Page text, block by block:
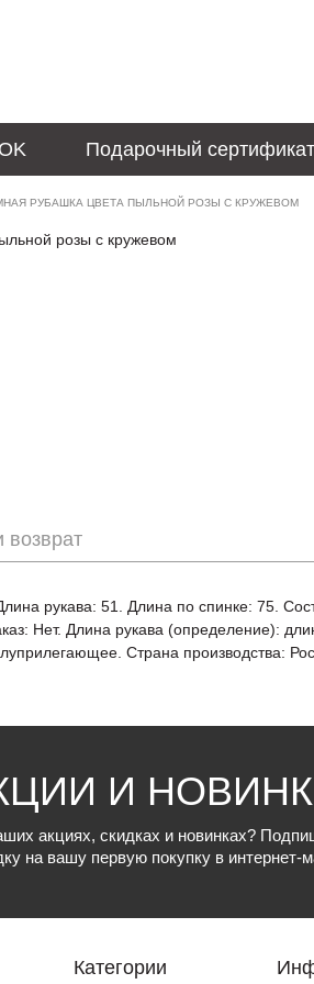
Подарочный сертификат
РУБАШКА ЦВЕТА ПЫЛЬНОЙ РОЗЫ С КРУЖЕВОМ
возврат
рукава: 51. Длина по спинке: 75.
Нет. Длина рукава (определение):
Страна производства:
И
акциях, скидках и новинках?
на вашу первую покупку в интернет-
Категории